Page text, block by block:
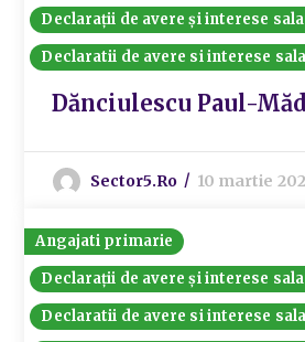
Declarații de avere și interese
Declaratii de avere si interese
Dănciulescu Paul-
Sector5.ro 10 martie
Angajati primarie
Declarații de avere și interese
Declaratii de avere si interese